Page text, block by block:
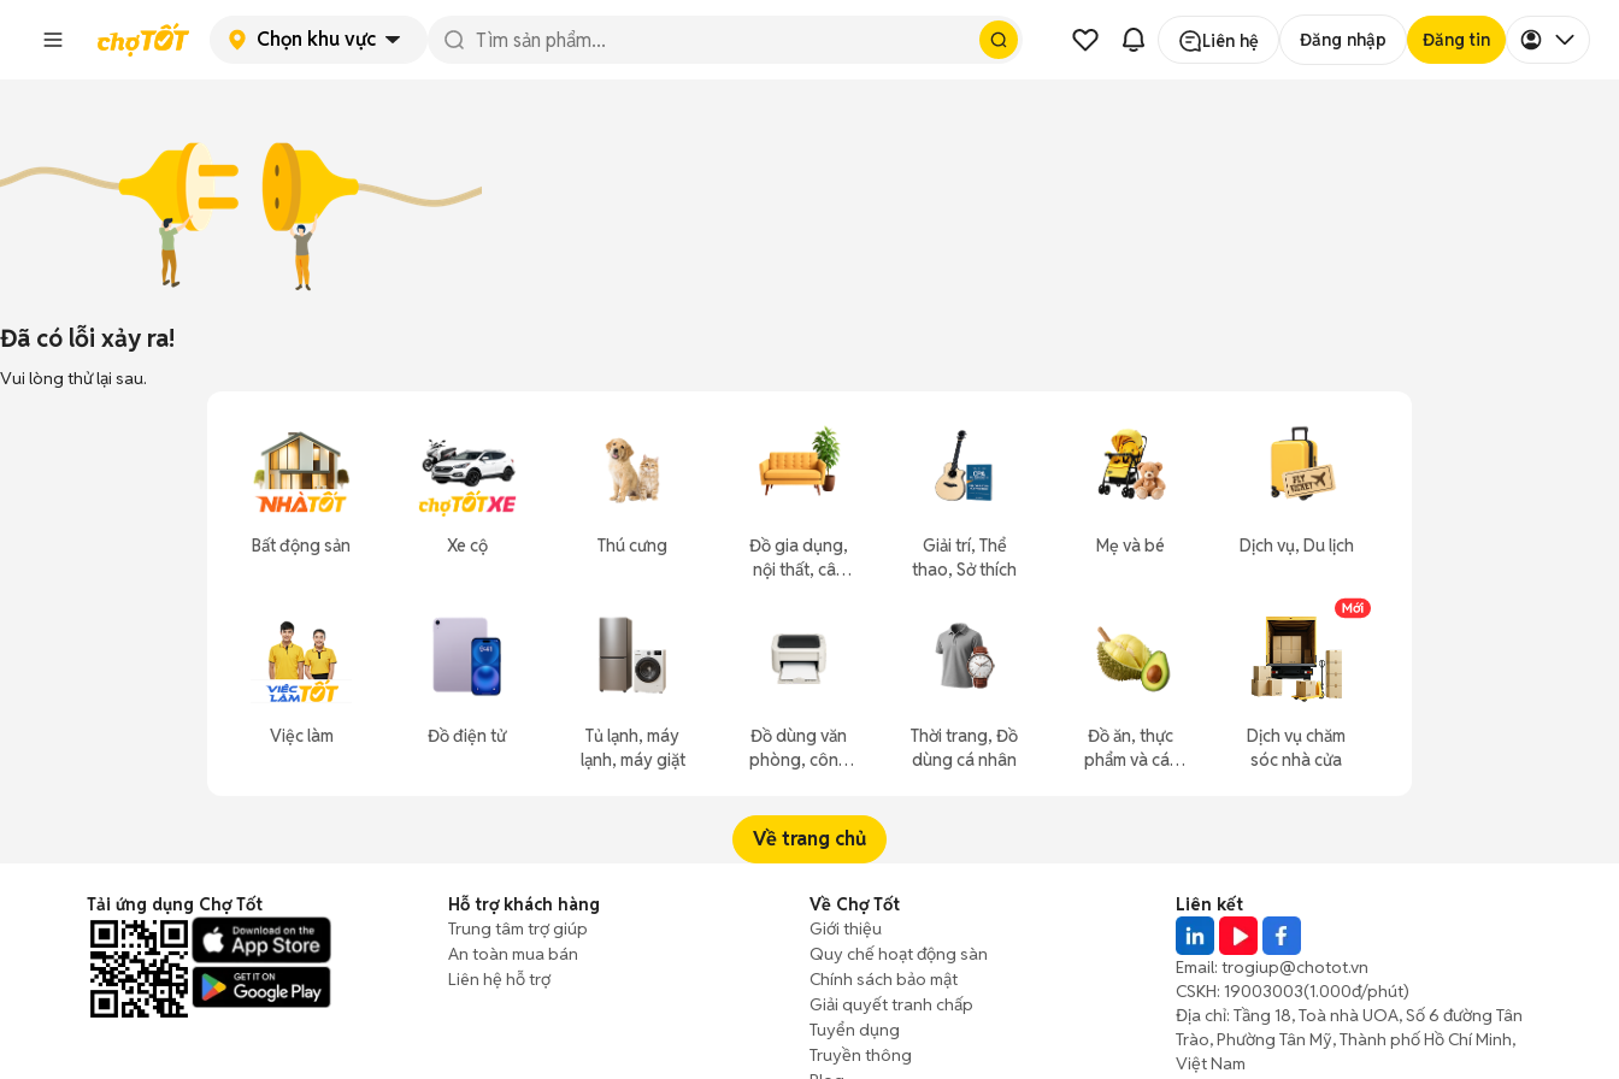
Chọn khu vực Liên hệ Đăng nhập Đăng tin
Đã có lỗi xảy ra!
Vui lòng thử lại sau.
Bất động sản
Việc làm
Xe cộ
Đồ điện tử
Thú cưng
Tủ lạnh, máy
lạnh, máy giặt
Đồ gia dụng,
nội thất, cây
Đồ dùng văn
phòng, công
Giải trí, Thể
thao, Sở thích
Thời trang, Đồ
dùng cá nhân
Mẹ và bé
Đồ ăn, thực
phẩm và các
Dịch vụ, Du lịch
Dịch vụ chăm
sóc nhà cửa
Về trang chủ
Tải ứng dụng Chợ Tốt
Hỗ trợ khách hàng
Trung tâm trợ giúp
An toàn mua bán
Liên hệ hỗ trợ
Về Chợ Tốt
Giới thiệu
Quy chế hoạt động sàn
Chính sách bảo mật
Giải quyết tranh chấp
Tuyển dụng
Truyền thông
Liên kết
Email: trogiup@chotot.vn
CSKH: 19003003(1.000đ/phút)
Địa chỉ: Tầng 18, Toà nhà UOA, Số 6 đường Tân
Trào, Phường Tân Mỹ, Thành phố Hồ Chí Minh,
Việt Nam